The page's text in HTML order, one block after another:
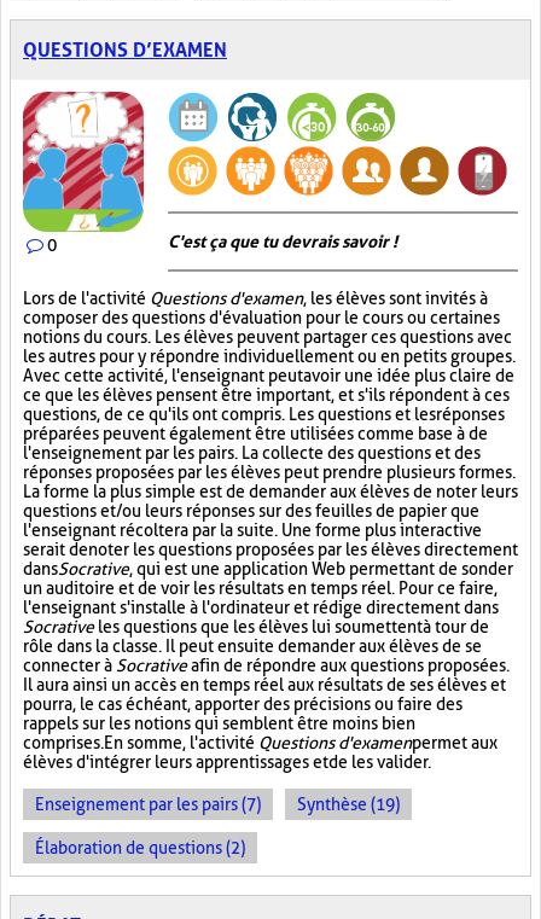
QUESTIONS D’EXAMEN
0 C'est ça que tu devrais savoir !
Lors de l'activité Questions d'examen, les élèves sont invités à
composer des questions d'évaluation pour le cours ou certaines
notions du cours. Les élèves peuvent partager ces questions avec
les autres pour y répondre individuellement ou en petits groupes.
Avec cette activité, l'enseignant peut avoir une idée plus claire de
ce que les élèves pensent être important, et s'ils répondent à ces
questions, de ce qu'ils ont compris. Les questions et les réponses
préparées peuvent également être utilisées comme base à de
l'enseignement par les pairs. La collecte des questions et des
réponses proposées par les élèves peut prendre plusieurs formes.
La forme la plus simple est de demander aux élèves de noter leurs
questions et/ou leurs réponses sur des feuilles de papier que
l'enseignant récoltera par la suite. Une forme plus interactive
serait de noter les questions proposées par les élèves directement
dansSocrative, qui est une application Web permettant de sonder
un auditoire et de voir les résultats en temps réel. Pour ce faire,
l'enseignant s'installe à l'ordinateur et rédige directement dans
Socrativeles questions que les élèves lui soumettent à tour de
rôle dans la classe. Il peut ensuite demander aux élèves de se
connecter à Socrativeafin de répondre aux questions proposées.
Il aura ainsi un accès en temps réel aux résultats de ses élèves et
pourra, le cas échéant, apporter des précisions ou faire des
rappels sur les notions qui semblent être moins bien
comprises. En somme, l'activité Questions d'examenpermet aux
élèves d'intégrer leurs apprentissages et de les valider.
Enseignement par les pairs (7) Synthèse (19)
Élaboration de questions (2)